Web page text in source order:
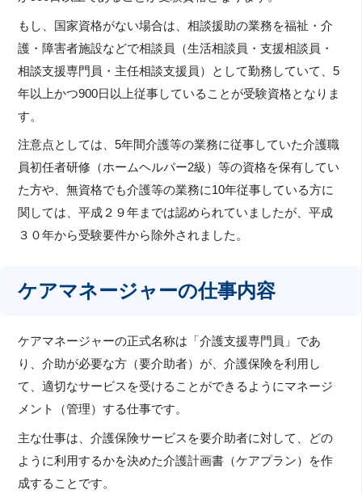
もし、国家資格がない場合は、相談援助の業務を福祉・介
護・障害者施設などで相談員（生活相談員・支援相談員・
相談支援専門員・主任相談支援員）として勤務していて、5
年以上かつ900日以上従事していることが受験資格となりま
す。
注意点としては、5年間介護等の業務に従事していた介護職
員初任者研修（ホームヘルパー2級）等の資格を保有してい
た方や、無資格でも介護等の業務に10年従事している方に
関しては、平成２９年までは認められていましたが、平成
３０年から受験要件から除外されました。
ケアマネージャーの仕事内容
ケアマネージャーの正式名称は「介護支援専門員」であ
り、介助が必要な方（要介助者）が、介護保険を利用し
て、適切なサービスを受けることができるようにマネージ
メント（管理）する仕事です。
主な仕事は、介護保険サービスを要介助者に対して、どの
ように利用するかを決めた介護計画書（ケアプラン）を作
成することです。